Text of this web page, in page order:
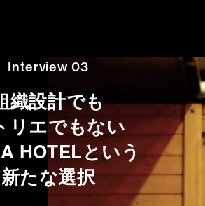
Interview 03
織設計でも
リエでもない
HOTELという
新たな選択